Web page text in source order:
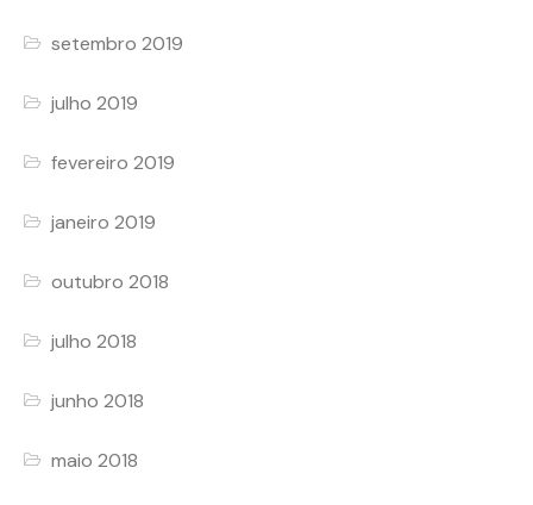
setembro 2019
julho 2019
fevereiro 2019
janeiro 2019
outubro 2018
julho 2018
junho 2018
maio 2018